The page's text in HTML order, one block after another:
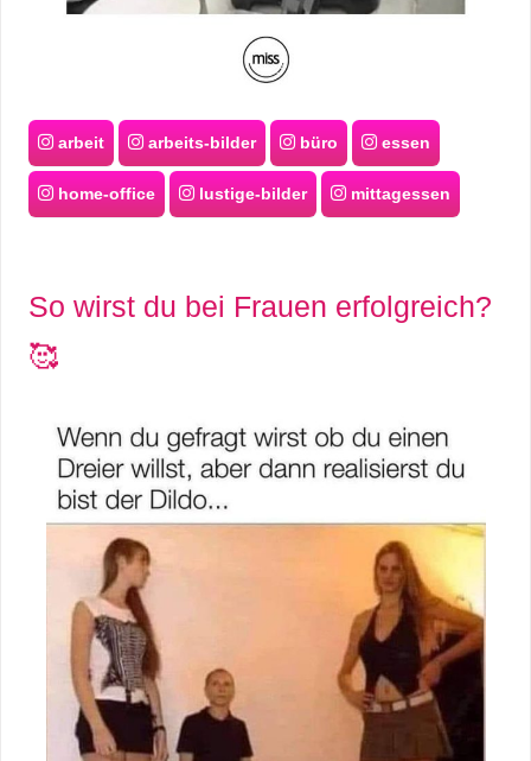
arbeit arbeits-bilder büro essen
home-office lustige-bilder mittagessen
So wirst du bei Frauen erfolgreich?
🥰